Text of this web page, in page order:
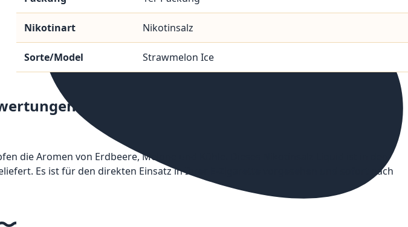
Nikotinart Nikotinsalz
Sorte/Model Strawmelon Ice
die Aromen von Erdbeere, Melone und Kühle. Dieses Nikotinsalz Liquid ist in den
Es ist für den direkten Einsatz in Ihrer E-Zigarette vorgesehen und sofort nach